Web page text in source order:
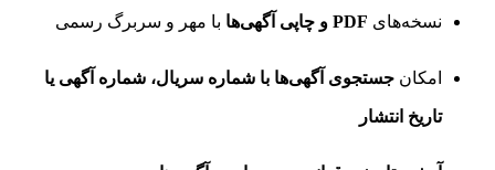
نسخه‌های PDF و چاپی آگهی‌ها با مهر و سربرگ رسمی
امکان جستجوی آگهی‌ها با شماره سریال، شماره آگهی یا
تاریخ انتشار